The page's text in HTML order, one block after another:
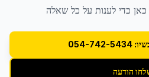
כאן כדי לענות על כל שאלה
5434
הודעה